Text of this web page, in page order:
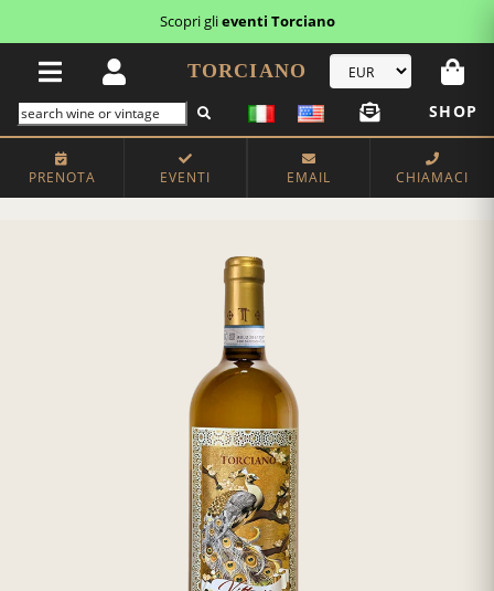
Scopri glieventi Torciano
TORCIANO
SHOP
PRENOTA EVENTI EMAIL CHIAMACI